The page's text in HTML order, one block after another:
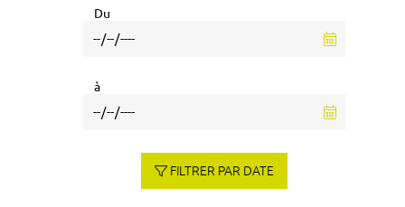
Du
à
FILTRER PAR DATE